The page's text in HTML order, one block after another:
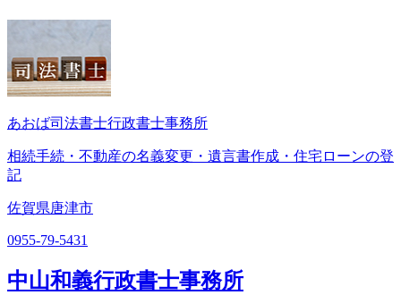
あおば司法書士行政書士事務所
相続手続・不動産の名義変更・遺言書作成・住宅ローンの登
記
佐賀県唐津市
0955-79-5431
中山和義行政書士事務所